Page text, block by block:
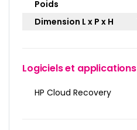
Poids
Dimension L x P x H
Logiciels et applications
HP Cloud Recovery